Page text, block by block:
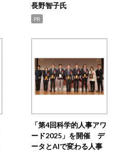
長野智子氏
PR
「第4回科学的人事アワ
ード2025」を開催 デ
ータとAIで変わる人事